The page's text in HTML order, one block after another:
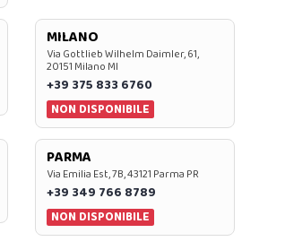
MILANO
Via Gottlieb Wilhelm Daimler, 61,
20151 Milano MI
+39 375 833 6760
NON DISPONIBILE
PARMA
Via Emilia Est, 7B, 43121 Parma PR
+39 349 766 8789
NON DISPONIBILE